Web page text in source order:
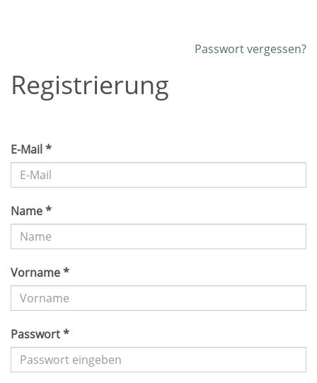
Passwort vergessen?
Registrierung
E-Mail *
Name *
Vorname *
Passwort *